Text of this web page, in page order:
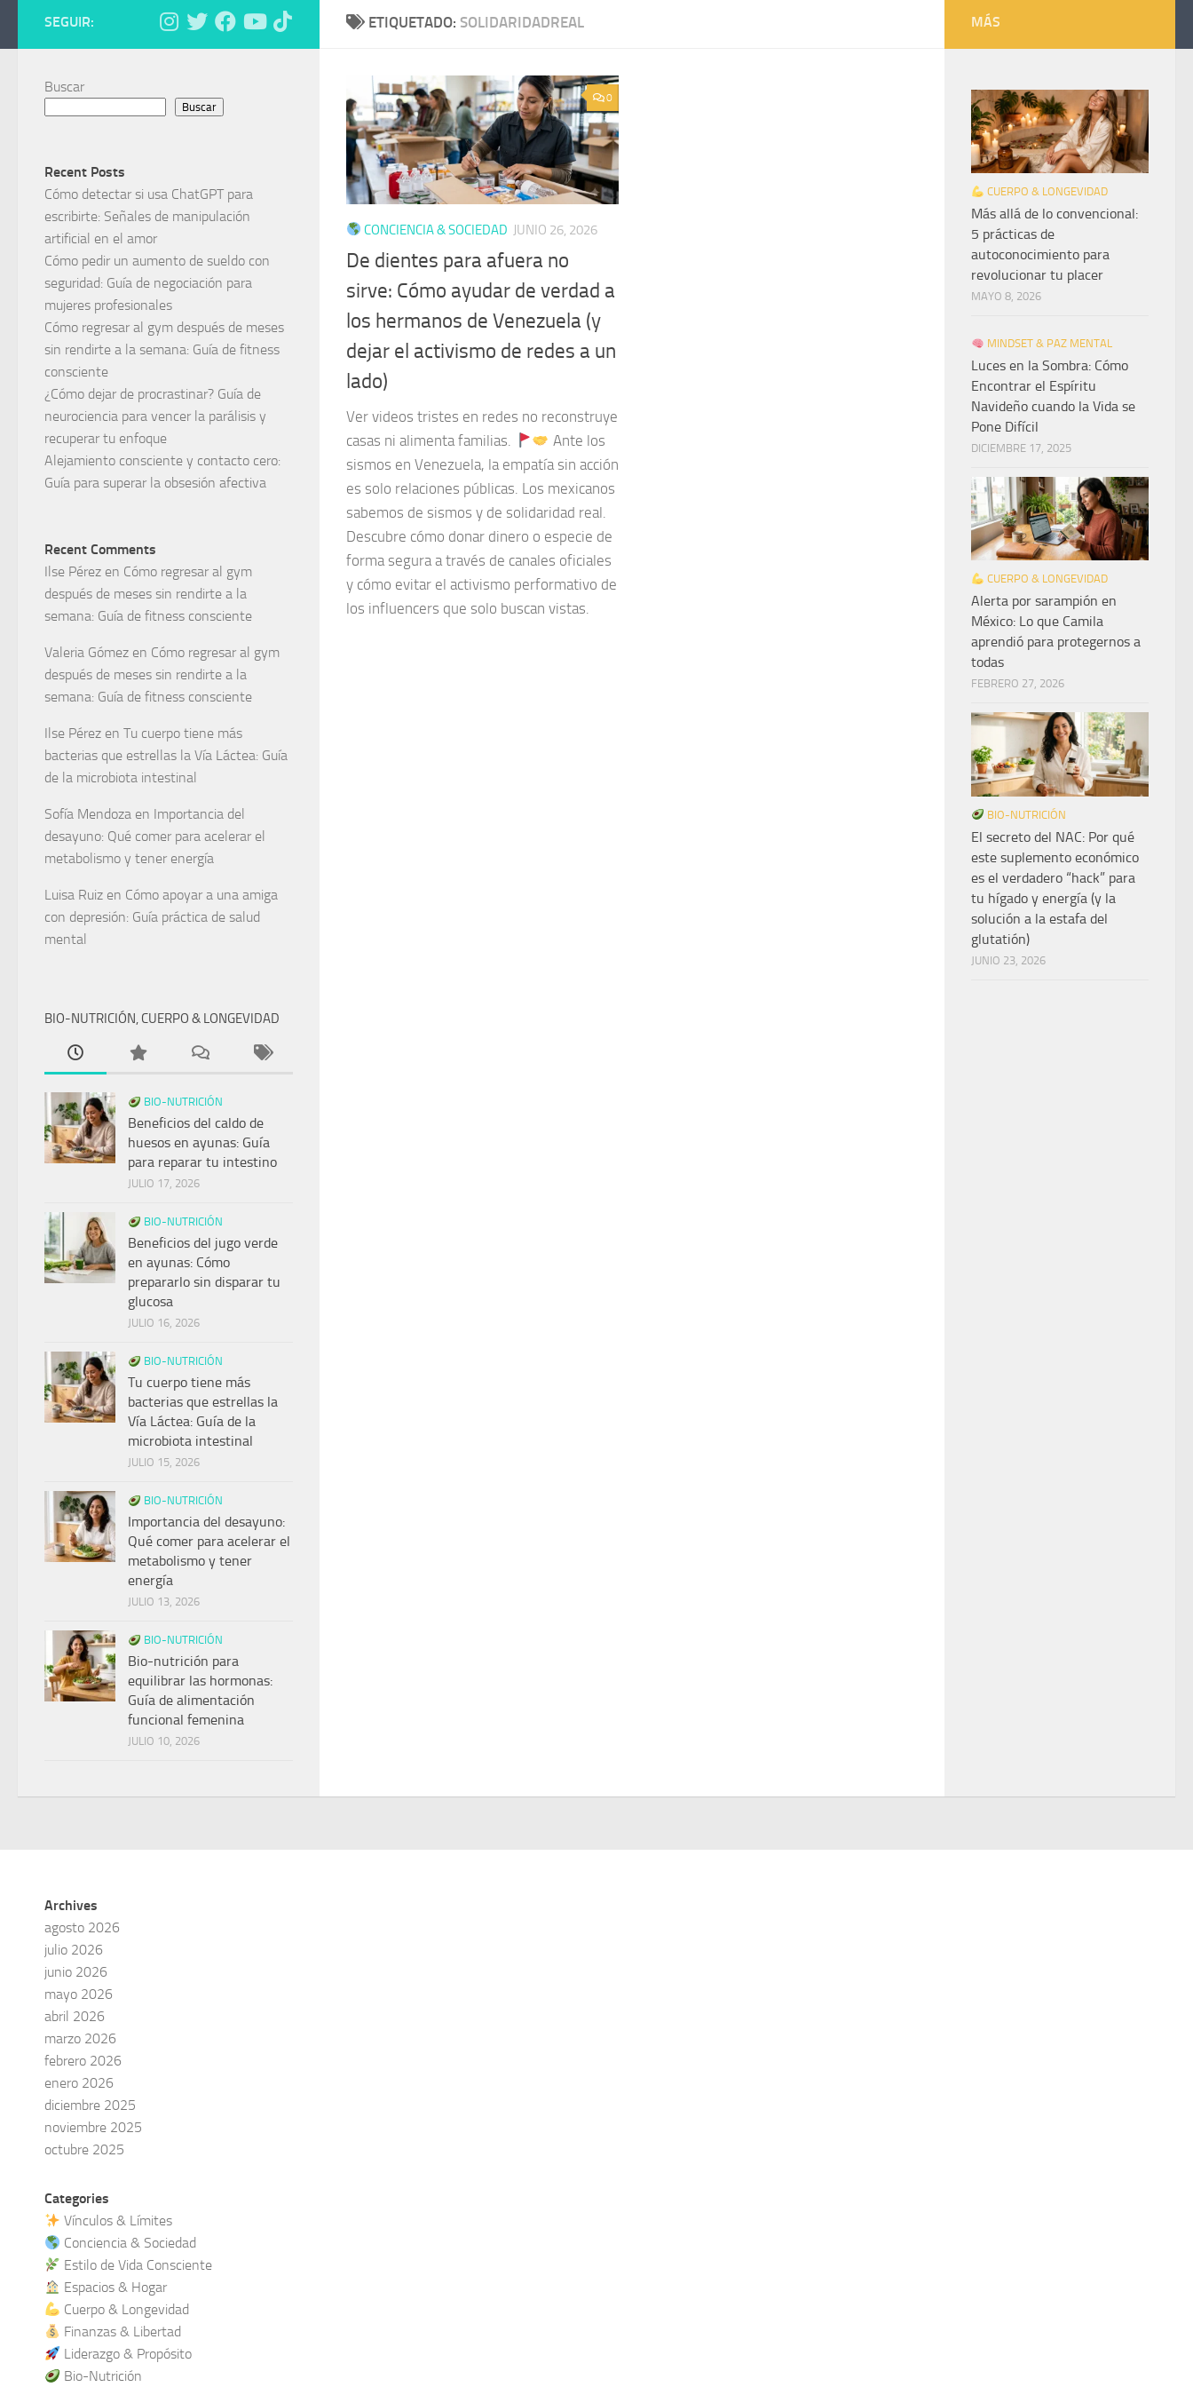
ETIQUETADO: SOLIDARIDADREAL
0
CONCIENCIA & SOCIEDAD JUNIO 26, 2026
De dientes para afuera no
sirve: Cómo ayudar de verdad a
los hermanos de Venezuela (y
dejar el activismo de redes a un
lado)
Ver videos tristes en redes no reconstruye
casas ni alimenta familias.
Ante los
sismos en Venezuela, la empatía sin acción
es solo relaciones públicas. Los mexicanos
sabemos de sismos y de solidaridad real.
Descubre cómo donar dinero o especie de
forma segura a través de canales oficiales
y cómo evitar el activismo performativo de
los influencers que solo buscan vistas.
SEGUIR:
Buscar
Buscar
Recent Posts
Cómo detectar si usa ChatGPT para
escribirte: Señales de manipulación
artificial en el amor
Cómo pedir un aumento de sueldo con
seguridad: Guía de negociación para
mujeres profesionales
Cómo regresar al gym después de meses
sin rendirte a la semana: Guía de fitness
consciente
¿Cómo dejar de procrastinar? Guía de
neurociencia para vencer la parálisis y
recuperar tu enfoque
Alejamiento consciente y contacto cero:
Guía para superar la obsesión afectiva
Recent Comments
Ilse Pérez en Cómo regresar al gym
después de meses sin rendirte a la
semana: Guía de fitness consciente
Valeria Gómez en Cómo regresar al gym
después de meses sin rendirte a la
semana: Guía de fitness consciente
Ilse Pérez en Tu cuerpo tiene más
bacterias que estrellas la Vía Láctea: Guía
de la microbiota intestinal
Sofía Mendoza en Importancia del
desayuno: Qué comer para acelerar el
metabolismo y tener energía
Luisa Ruiz en Cómo apoyar a una amiga
con depresión: Guía práctica de salud
mental
BIO-NUTRICIÓN, CUERPO & LONGEVIDAD
BIO-NUTRICIÓN
Beneficios del caldo de
huesos en ayunas: Guía
para reparar tu intestino
JULIO 17, 2026
BIO-NUTRICIÓN
Beneficios del jugo verde
en ayunas: Cómo
prepararlo sin disparar tu
glucosa
JULIO 16, 2026
BIO-NUTRICIÓN
Tu cuerpo tiene más
bacterias que estrellas la
Vía Láctea: Guía de la
microbiota intestinal
JULIO 15, 2026
BIO-NUTRICIÓN
Importancia del desayuno:
Qué comer para acelerar el
metabolismo y tener
energía
JULIO 13, 2026
BIO-NUTRICIÓN
Bio-nutrición para
equilibrar las hormonas:
Guía de alimentación
funcional femenina
JULIO 10, 2026
MÁS
CUERPO & LONGEVIDAD
Más allá de lo convencional:
5 prácticas de
autoconocimiento para
revolucionar tu placer
MAYO 8, 2026
MINDSET & PAZ MENTAL
Luces en la Sombra: Cómo
Encontrar el Espíritu
Navideño cuando la Vida se
Pone Difícil
DICIEMBRE 17, 2025
CUERPO & LONGEVIDAD
Alerta por sarampión en
México: Lo que Camila
aprendió para protegernos a
todas
FEBRERO 27, 2026
BIO-NUTRICIÓN
El secreto del NAC: Por qué
este suplemento económico
es el verdadero “hack” para
tu hígado y energía (y la
solución a la estafa del
glutatión)
JUNIO 23, 2026
Archives
agosto 2026
julio 2026
junio 2026
mayo 2026
abril 2026
marzo 2026
febrero 2026
enero 2026
diciembre 2025
noviembre 2025
octubre 2025
Categories
Vínculos & Límites
Conciencia & Sociedad
Estilo de Vida Consciente
Espacios & Hogar
Cuerpo & Longevidad
Finanzas & Libertad
Liderazgo & Propósito
Bio-Nutrición